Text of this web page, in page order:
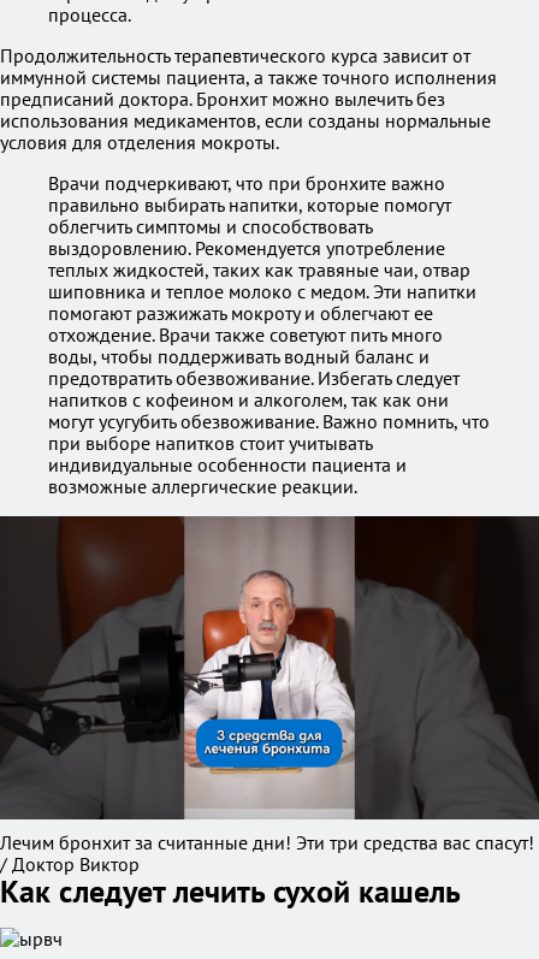
процесса.
Продолжительность терапевтического курса зависит от
иммунной системы пациента, а также точного исполнения
предписаний доктора. Бронхит можно вылечить без
использования медикаментов, если созданы нормальные
условия для отделения мокроты.
Врачи подчеркивают, что при бронхите важно
правильно выбирать напитки, которые помогут
облегчить симптомы и способствовать
выздоровлению. Рекомендуется употребление
теплых жидкостей, таких как травяные чаи, отвар
шиповника и теплое молоко с медом. Эти напитки
помогают разжижать мокроту и облегчают ее
отхождение. Врачи также советуют пить много
воды, чтобы поддерживать водный баланс и
предотвратить обезвоживание. Избегать следует
напитков с кофеином и алкоголем, так как они
могут усугубить обезвоживание. Важно помнить, что
при выборе напитков стоит учитывать
индивидуальные особенности пациента и
возможные аллергические реакции.
Лечим бронхит за считанные дни! Эти три средства вас спасут!
/ Доктор Виктор
Как следует лечить сухой кашель